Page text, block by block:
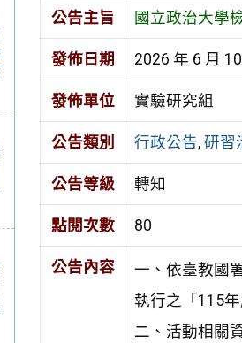
公告主旨 國立政治大學
發佈日期 2026 年 6 月
發佈單位 實驗研究組
公告類別 行政公告, 研習
公告等級 轉知
點閱次數 80
公告內容
一、依臺教國
執⾏之「115
二、活動相關